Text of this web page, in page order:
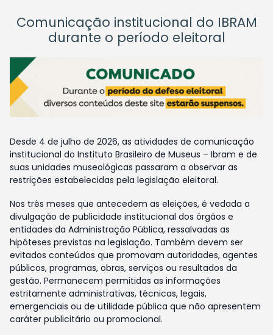
Comunicação institucional do IBRAM
durante o período eleitoral
Desde 4 de julho de 2026, as atividades de comunicação
institucional do Instituto Brasileiro de Museus – Ibram e de
suas unidades museológicas passaram a observar as
restrições estabelecidas pela legislação eleitoral.
Nos três meses que antecedem as eleições, é vedada a
divulgação de publicidade institucional dos órgãos e
entidades da Administração Pública, ressalvadas as
hipóteses previstas na legislação. Também devem ser
evitados conteúdos que promovam autoridades, agentes
públicos, programas, obras, serviços ou resultados da
gestão. Permanecem permitidas as informações
estritamente administrativas, técnicas, legais,
emergenciais ou de utilidade pública que não apresentem
caráter publicitário ou promocional.